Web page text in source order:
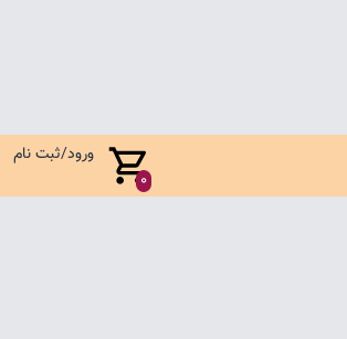
0
ورود/ثبت نام